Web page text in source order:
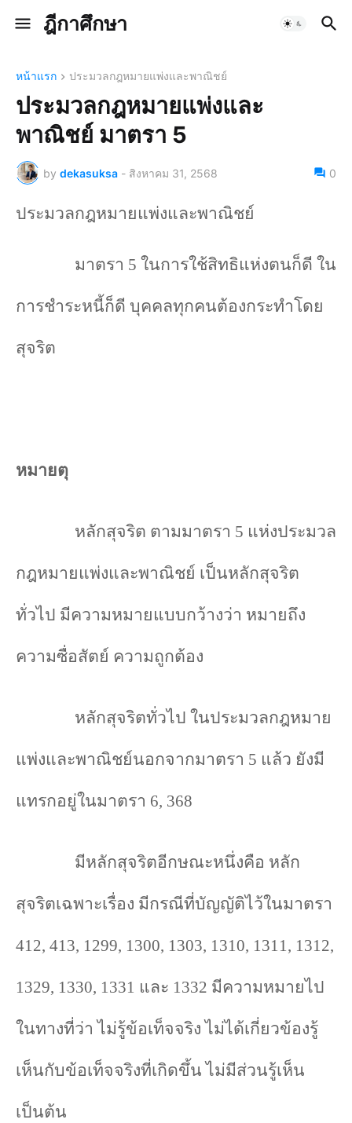
ฎีกาศึกษา
หน้าแรก ประมวลกฎหมายแพ่งและพาณิชย์
ประมวลกฎหมายแพ่งและ
พาณิชย์ มาตรา 5
by dekasuksa - สิงหาคม 31, 2568 0
ประมวลกฎหมายแพ่งและพาณิชย์
มาตรา 5 ในการใช้สิทธิแห่งตนก็ดี ใน
การชำระหนี้ก็ดี บุคคลทุกคนต้องกระทำโดย
สุจริต
หมายตุ
หลักสุจริต ตามมาตรา 5 แห่งประมวล
กฎหมายแพ่งและพาณิชย์ เป็นหลักสุจริต
ทั่วไป มีความหมายแบบกว้างว่า หมายถึง
ความซื่อสัตย์ ความถูกต้อง
หลักสุจริตทั่วไป ในประมวลกฎหมาย
แพ่งและพาณิชย์นอกจากมาตรา 5 แล้ว ยังมี
แทรกอยู่ในมาตรา 6, 368
มีหลักสุจริตอีกษณะหนึ่งคือ หลัก
สุจริตเฉพาะเรื่อง มีกรณีที่บัญญัติไว้ในมาตรา
412, 413, 1299, 1300, 1303, 1310, 1311, 1312,
1329, 1330, 1331 และ 1332 มีความหมายไป
ในทางที่ว่า ไม่รู้ข้อเท็จจริง ไม่ได้เกี่ยวข้องรู้
เห็นกับข้อเท็จจริงที่เกิดขึ้น ไม่มีส่วนรู้เห็น
เป็นต้น